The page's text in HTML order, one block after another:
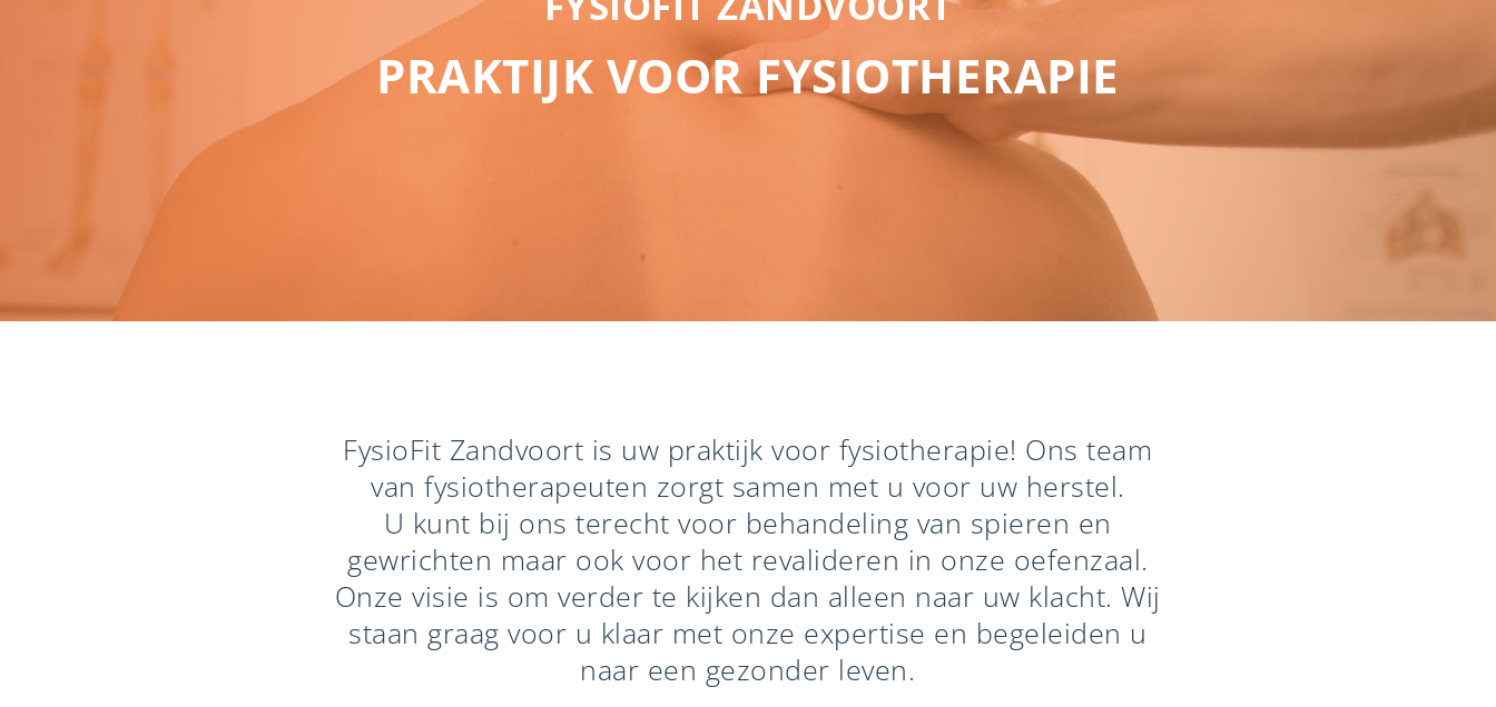
PRAKTIJK VOOR FYSIOTHERAPIE
FysioFit Zandvoort is uw praktijk voor fysiotherapie! Ons team
van fysiotherapeuten zorgt samen met u voor uw herstel.
U kunt bij ons terecht voor behandeling van spieren en
gewrichten maar ook voor het revalideren in onze oefenzaal.
Onze visie is om verder te kijken dan alleen naar uw klacht. Wij
staan graag voor u klaar met onze expertise en begeleiden u
naar een gezonder leven.